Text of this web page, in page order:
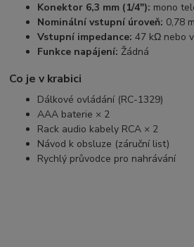
Konektor 6,3 mm (1/4"): mono
Nominální vstupní úroveň: 0,78
Vstupní impedance: 47 kΩ nebo
Funkce napájení: Žádná
Co je v krabici
Dálkové ovládání (RC-1329)
AAA baterie × 2
Rack audio kabely RCA × 2
Návod k obsluze (záruční list)
Rychlý průvodce pro nahrávání